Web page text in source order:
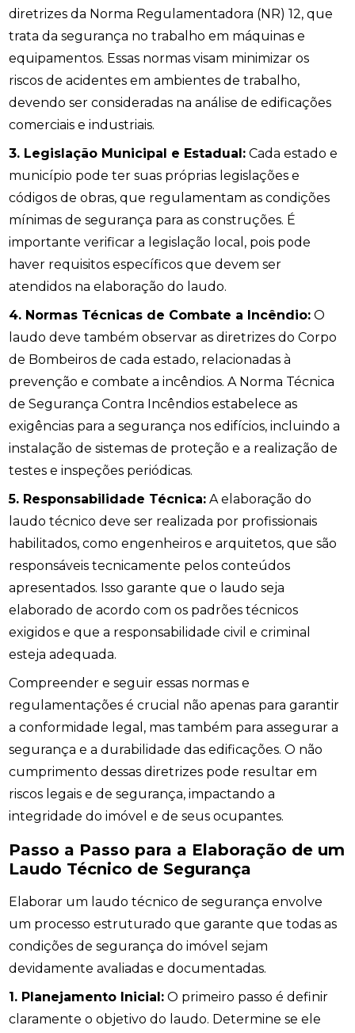
diretrizes da Norma Regulamentadora (NR) 12, que
trata da segurança no trabalho em máquinas e
equipamentos. Essas normas visam minimizar os
riscos de acidentes em ambientes de trabalho,
devendo ser consideradas na análise de edificações
comerciais e industriais.
3. Legislação Municipal e Estadual: Cada estado e
município pode ter suas próprias legislações e
códigos de obras, que regulamentam as condições
mínimas de segurança para as construções. É
importante verificar a legislação local, pois pode
haver requisitos específicos que devem ser
atendidos na elaboração do laudo.
4. Normas Técnicas de Combate a Incêndio: O
laudo deve também observar as diretrizes do Corpo
de Bombeiros de cada estado, relacionadas à
prevenção e combate a incêndios. A Norma Técnica
de Segurança Contra Incêndios estabelece as
exigências para a segurança nos edifícios, incluindo a
instalação de sistemas de proteção e a realização de
testes e inspeções periódicas.
5. Responsabilidade Técnica: A elaboração do
laudo técnico deve ser realizada por profissionais
habilitados, como engenheiros e arquitetos, que são
responsáveis tecnicamente pelos conteúdos
apresentados. Isso garante que o laudo seja
elaborado de acordo com os padrões técnicos
exigidos e que a responsabilidade civil e criminal
esteja adequada.
Compreender e seguir essas normas e
regulamentações é crucial não apenas para garantir
a conformidade legal, mas também para assegurar a
segurança e a durabilidade das edificações. O não
cumprimento dessas diretrizes pode resultar em
riscos legais e de segurança, impactando a
integridade do imóvel e de seus ocupantes.
Passo a Passo para a Elaboração de um
Laudo Técnico de Segurança
Elaborar um laudo técnico de segurança envolve
um processo estruturado que garante que todas as
condições de segurança do imóvel sejam
devidamente avaliadas e documentadas.
1. Planejamento Inicial: O primeiro passo é definir
claramente o objetivo do laudo. Determine se ele